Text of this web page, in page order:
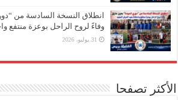
انطلاق النسخة السادسة من
وفاءً لروح الراحل بوعزة منتفع
31 يوليو، 2026
الأكثر تصفحا